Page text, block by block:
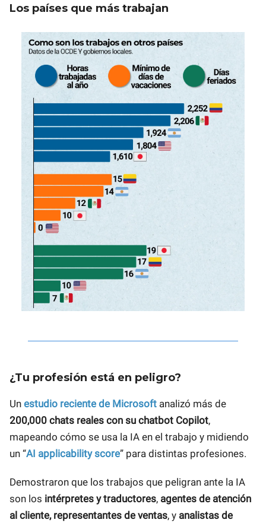
Los países que más trabajan
¿Tu profesión está en peligro?
Un estudio reciente de Microsoft analizó más de
200,000 chats reales con su chatbot Copilot,
mapeando cómo se usa la IA en el trabajo y midiendo
un “AI applicability score” para distintas profesiones.
Demostraron que los trabajos que peligran ante la IA
son los intérpretes y traductores, agentes de atención
al cliente, representantes de ventas, y analistas de